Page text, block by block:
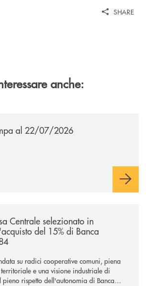
SHARE
anche:
al 22/07/2026
Centrale selezionato in
del 15% di Banca
su radici cooperative comuni, piena
e una visione industriale di
rispetto dell'autonomia di Banca